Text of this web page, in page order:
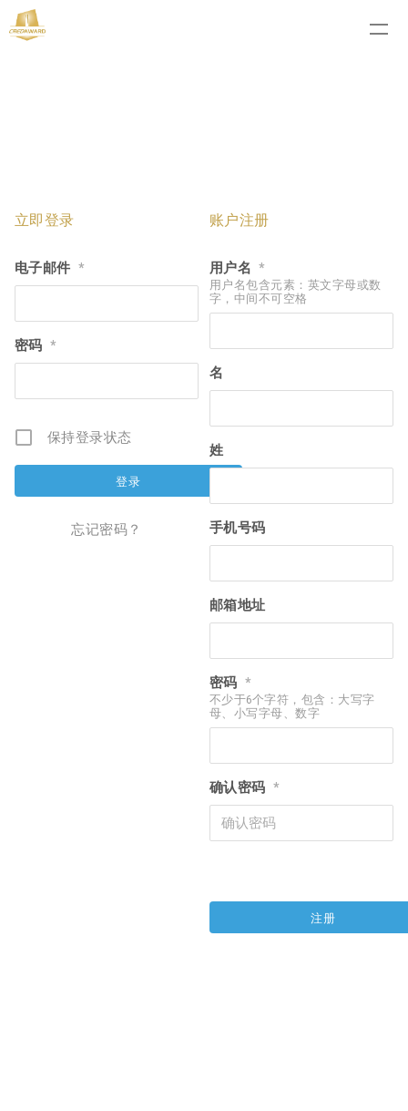
立即登录
电子邮件 *
密码 *
保持登录状态
忘记密码？
账户注册
用户名 *
用户名包含元素：英文字母或数
字，中间不可空格
名
姓
手机号码
邮箱地址
密码 *
不少于6个字符，包含：大写字
母、小写字母、数字
确认密码 *